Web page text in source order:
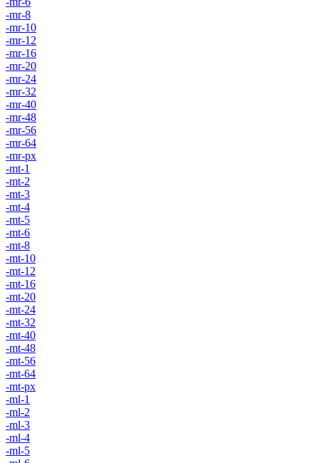
-mr-8
-mr-10
-mr-12
-mr-16
-mr-20
-mr-24
-mr-32
-mr-40
-mr-48
-mr-56
-mr-64
-mr-px
-mt-1
-mt-2
-mt-3
-mt-4
-mt-5
-mt-6
-mt-8
-mt-10
-mt-12
-mt-16
-mt-20
-mt-24
-mt-32
-mt-40
-mt-48
-mt-56
-mt-64
-mt-px
-ml-1
-ml-2
-ml-3
-ml-4
-ml-5